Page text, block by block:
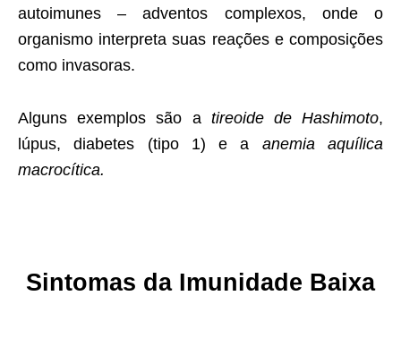
autoimunes – adventos complexos, onde o
organismo interpreta suas reações e composições
como invasoras.
Alguns exemplos são a tireoide de Hashimoto,
lúpus, diabetes (tipo 1) e a anemia aquílica
macrocítica.
Sintomas da Imunidade Baixa